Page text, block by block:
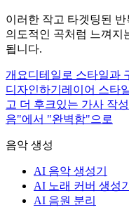
이러한 작고 타겟팅된
의도적인 곡처럼 느껴지
됩니다.
개요디테일로 스타일과
디자인하기 레이어 스타
고 더 후크있는 가사 작성
음"에서 "완벽함"으로
음악 생성
AI 음악 생성기
AI 노래 커버 생성기
AI 음원 분리